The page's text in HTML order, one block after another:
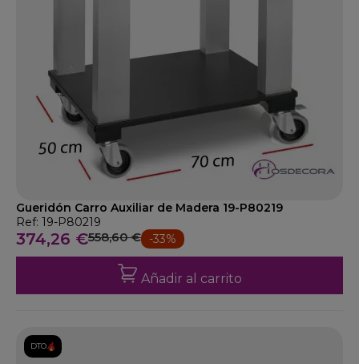
Gueridón Carro Auxiliar de Madera 19-P80219
Ref: 19-P80219
374,26 €558,60 € -33%
Añadir al carrito
DTO.